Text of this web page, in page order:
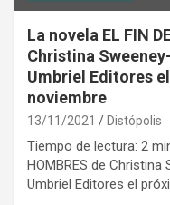
La novela EL FIN
Christina
Umbriel Editores
noviembre
13/11/2021 Distópolis
Tiempo de lectura: 2
HOMBRES de
Umbriel Editores el